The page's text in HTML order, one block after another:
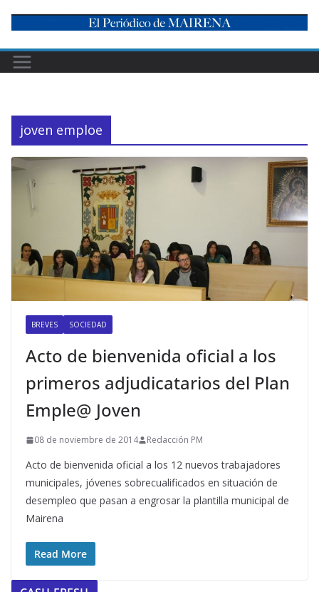
content
joven emploe
BREVES SOCIEDAD
Acto de bienvenida oficial a los
primeros adjudicatarios del Plan
Emple@ Joven
08 de noviembre de 2014 Redacción PM
Acto de bienvenida oficial a los 12 nuevos trabajadores
municipales, jóvenes sobrecualificados en situación de
desempleo que pasan a engrosar la plantilla municipal de
Mairena
Read More